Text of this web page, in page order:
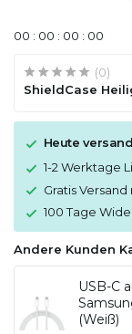
00 : 00 : 00 : 00
(0)
ShieldCase
Heute
1-2 Werktage
Gratis Versand
100 Tage
Andere Kunden
USB-C
(Weiß)